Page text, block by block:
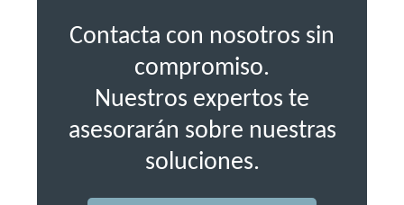
Contacta con nosotros sin
compromiso.
Nuestros expertos te
asesorarán sobre nuestras
soluciones.